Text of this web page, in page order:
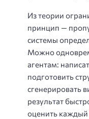
Из теории
принцип —
системы
Можно
агентам:
подготовить
сгенерировать
результат
оценить каждый